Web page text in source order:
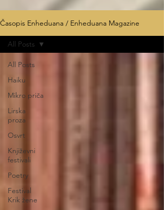
Časopis Enheduana / Enheduana Magazine
All Posts
Haiku
Mikro priča
Lirska
proza
Osvrt
Književni
festivali
Poetry
Festival
Krik žene
All Posts